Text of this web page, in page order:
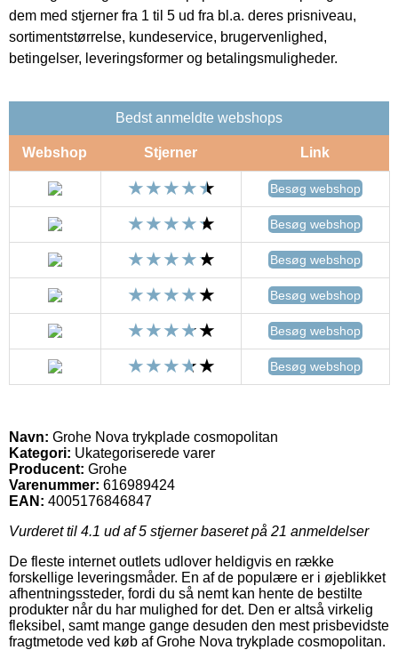
dem med stjerner fra 1 til 5 ud fra bl.a. deres prisniveau,
sortimentstørrelse, kundeservice, brugervenlighed,
betingelser, leveringsformer og betalingsmuligheder.
Bedst anmeldte webshops
Webshop Stjerner Link
Besøg webshop
Besøg webshop
Besøg webshop
Besøg webshop
Besøg webshop
Besøg webshop
Navn: Grohe Nova trykplade cosmopolitan
Kategori: Ukategoriserede varer
Producent: Grohe
Varenummer: 616989424
EAN: 4005176846847
Vurderet til 4.1 ud af 5 stjerner baseret på 21 anmeldelser
De fleste internet outlets udlover heldigvis en række
forskellige leveringsmåder. En af de populære er i øjeblikket
afhentningssteder, fordi du så nemt kan hente de bestilte
produkter når du har mulighed for det. Den er altså virkelig
fleksibel, samt mange gange desuden den mest prisbevidste
fragtmetode ved køb af Grohe Nova trykplade cosmopolitan.